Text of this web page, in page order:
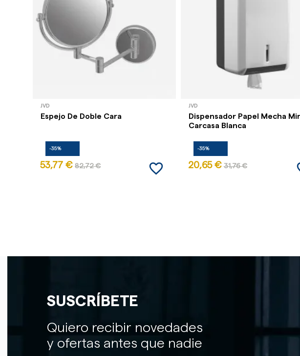
JVD
Espejo De Doble Cara
-35%
53,77 € 82,72 € favorite_border
JVD
Dispensador Papel Mecha
Carcasa Blanca
-35%
20,65 € 31,76 €
SUSCRÍBETE
Quiero recibir novedades
y ofertas antes que nadie